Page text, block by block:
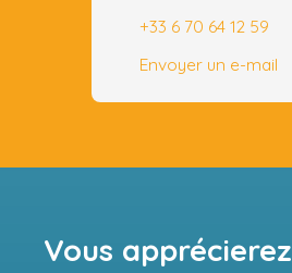
+33 6 70 64 12 59
Envoyer un e-mail
Vous apprécierez